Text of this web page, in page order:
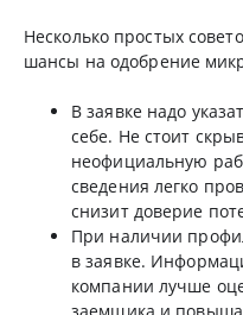
Несколько простых
шансы на одобрение
В заявке надо
себе. Не стоит
неофициальную
сведения легко
снизит доверие
При наличии
в заявке.
компании лучше